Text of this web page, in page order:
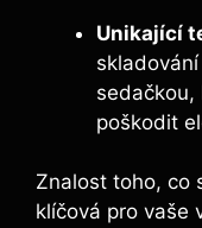
Unikající
sedačkou,
poškodit
Znalost toho, co
klíčová pro vaše